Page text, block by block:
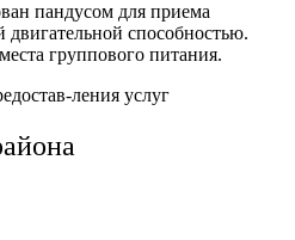
пандусом для приема
двигательной способностью.
группового питания.
ления услуг